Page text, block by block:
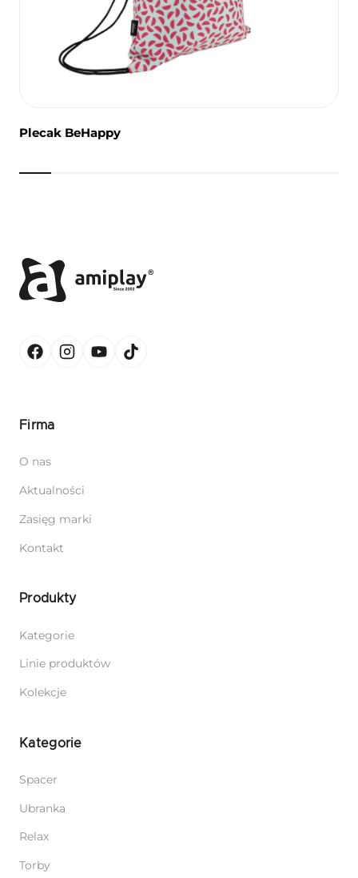
Plecak BeHappy
Firma
O nas
Aktualności
Zasięg marki
Kontakt
Produkty
Kategorie
Linie produktów
Kolekcje
Kategorie
Spacer
Ubranka
Relax
Torby